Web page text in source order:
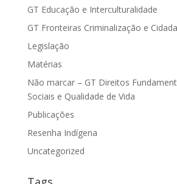
GT Educação e Interculturalidade
GT Fronteiras Criminalização e
Legislação
Matérias
Não marcar – GT Direitos
Sociais e Qualidade de Vida
Publicações
Resenha Indígena
Uncategorized